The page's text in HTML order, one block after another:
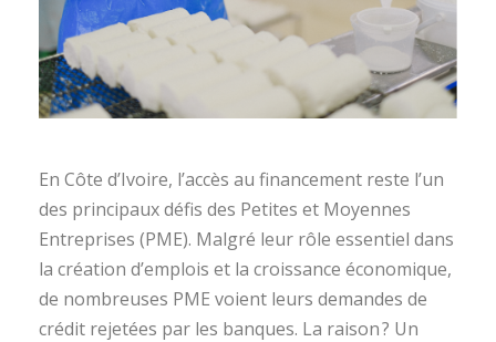
En Côte d’Ivoire, l’accès au financement reste l’un
des principaux défis des Petites et Moyennes
Entreprises (PME). Malgré leur rôle essentiel dans
la création d’emplois et la croissance économique,
de nombreuses PME voient leurs demandes de
crédit rejetées par les banques. La raison ? Un